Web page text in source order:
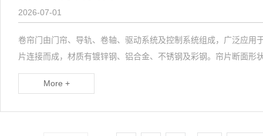
2026-07-01
卷帘门由门帘、导轨、卷轴、驱动系统及控制系统组成，广泛应
片连接而成，材质有镀锌钢、铝合金、不锈钢及彩钢。帘片断面形
More +